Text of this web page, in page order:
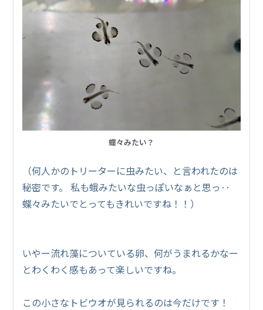
蝶々みたい？
（何人かのトリーターに虫みたい、と言われたのは
秘密です。 私も蛾みたいな虫っぽいなぁと思っ‥
蝶々みたいでとってもきれいですね！！）
いやー流れ藻についている卵、何がうまれるかなー
とわくわく感もあって楽しいですね。
この小さなトビウオが見られるのは今だけです！